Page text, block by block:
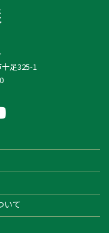
足325-1
いて